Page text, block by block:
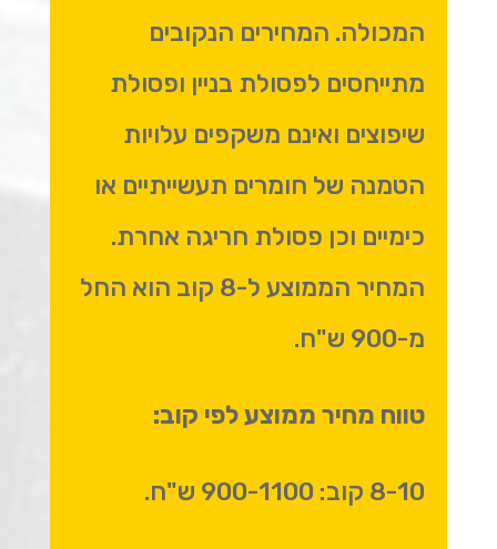
המכולה. המחירים הנקובים
מתייחסים לפסולת בניין ופסולת
שיפוצים ואינם משקפים עלויות
הטמנה של חומרים תעשייתיים או
כימיים וכן פסולת חריגה אחרת.
המחיר הממוצע ל-8 קוב הוא החל
מ-900 ש"ח.
טווח מחיר ממוצע לפי קוב:
8-10 קוב: 900-1100 ש"ח.